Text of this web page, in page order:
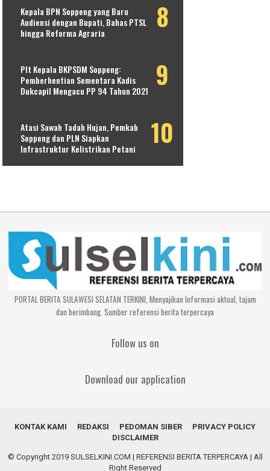
Kepala BPN Soppeng yang Baru
Audiensi dengan Bupati, Bahas PTSL
hingga Reforma Agraria
Plt Kepala BKPSDM Soppeng:
Pemberhentian Sementara Kadis
Dukcapil Mengacu PP 94 Tahun 2021
Atasi Sawah Tadah Hujan, Pemkab
Soppeng dan PLN Siapkan
Infrastruktur Kelistrikan Petani
PORTAL BERITA SULAWESI SELATAN TERKINI, Menyajikan Informasi aktual, tajam
dan berimbang. Sumber referensi berita terpercaya
Follow us on
Download our application
KONTAK KAMI REDAKSI PEDOMAN SIBER
PRIVACY POLICY
DISCLAIMER
© Copyright 2019 SULSELKINI.COM | REFERENSI BERITA TERPERCAYA| All
Right Reserved